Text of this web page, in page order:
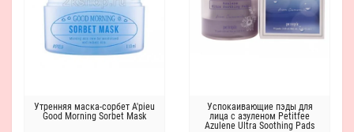
Утренняя маска-сорбет A'pieu
Good Morning Sorbet Mask
Успокаивающие пэды для
лица с азуленом Petitfee
Azulene Ultra Soothing Pads